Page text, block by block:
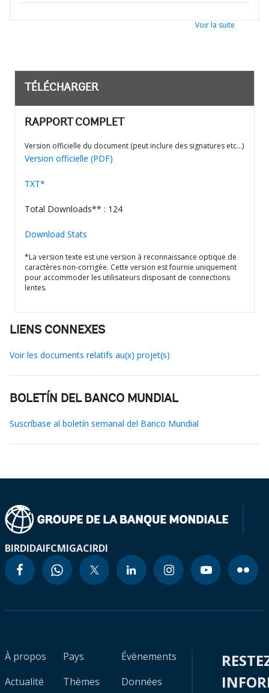
Voir la suite
TÉLÉCHARGER
RAPPORT COMPLET
Version officielle du document (peut inclure des signatures etc…)
Version officielle (PDF)
TXT*
Total Downloads** : 124
Download Stats
*La version texte est une version à reconnaissance optique de
caractères non-corrigée. Cette version est fournie uniquement
pour accommoder les utilisateurs disposant de connections
lentes.
LIENS CONNEXES
Voir les documents relatifs au(x) projet(s)
BOLETÍN DEL BANCO MUNDIAL
Suscríbase al boletín semanal del Banco Mundial
BIRDIDAIFCMIGACIRDI
À propos
Actualité
Pays
Thèmes
Évènements
Données